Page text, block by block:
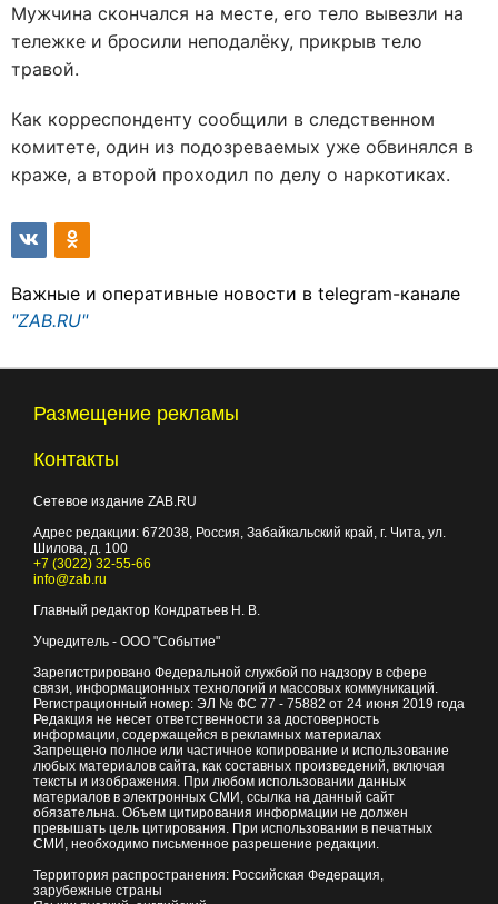
Мужчина скончался на месте, его тело вывезли на
тележке и бросили неподалёку, прикрыв тело
травой.
Как корреспонденту сообщили в следственном
комитете, один из подозреваемых уже обвинялся в
краже, а второй проходил по делу о наркотиках.
Важные и оперативные новости в telegram-канале
"ZAB.RU"
Размещение рекламы
Контакты
Сетевое издание ZAB.RU
Адрес редакции: 672038 , Россия, Забайкальский край, г. Чита ул.
Шилова, д. 100
+7 (3022) 32-55-66
info@zab.ru
Главный редактор Кондратьев Н. В.
Учредитель - ООО "Событие"
Зарегистрировано Федеральной службой по надзору в сфере
связи, информационных технологий и массовых коммуникаций.
Регистрационный номер: ЭЛ № ФС 77 - 75882 от 24 июня 2019 года
Редакция не несет ответственности за достоверность
информации, содержащейся в рекламных материалах
Запрещено полное или частичное копирование и использование
любых материалов сайта, как составных произведений, включая
тексты и изображения. При любом использовании данных
материалов в электронных СМИ, ссылка на данный сайт
обязательна. Объем цитирования информации не должен
превышать цель цитирования. При использовании в печатных
СМИ, необходимо письменное разрешение редакции.
Территория распространения: Российская Федерация,
зарубежные страны